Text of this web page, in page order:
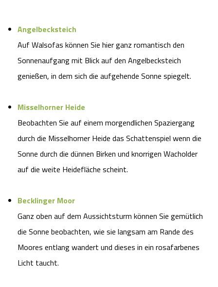
Urlaub mit Hund
Anreise
Kataloge
Angebote
Kutschen
HeideSpezialitäten
Unterkünfte
Urlaub auf dem Bauernhof
Wildpark Schwarze Berge
Snow World Bispingen
Ralf Schumacher Kart & Bowl
Battle Kart Bispingen
Kulinarisches Celle
Unterkünfte Celle
Veranstaltungen & Führungen Celle
Angelbecksteich
Auf Walsofas können Sie hier ganz romantisch den
Sonnenaufgang mit Blick auf den Angelbecksteich
genießen, in dem sich die aufgehende Sonne spiegelt.
Misselhorner Heide
Beobachten Sie auf einem morgendlichen Spaziergang
durch die Misselhorner Heide das Schattenspiel wenn die
Sonne durch die dünnen Birken und knorrigen Wacholder
auf die weite Heidefläche scheint.
Becklinger Moor
Ganz oben auf dem Aussichtsturm können Sie gemütlich
die Sonne beobachten, wie sie langsam am Rande des
Moores entlang wandert und dieses in ein rosafarbenes
Licht taucht.